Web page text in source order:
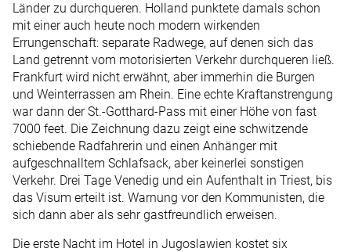
Länder zu durchqueren. Holland punktete damals schon
mit einer auch heute noch modern wirkenden
Errungenschaft: separate Radwege, auf denen sich das
Land getrennt vom motorisierten Verkehr durchqueren ließ.
Frankfurt wird nicht erwähnt, aber immerhin die Burgen
und Weinterrassen am Rhein. Eine echte Kraftanstrengung
war dann der St.-Gotthard-Pass mit einer Höhe von fast
7000 feet. Die Zeichnung dazu zeigt eine schwitzende
schiebende Radfahrerin und einen Anhänger mit
aufgeschnalltem Schlafsack, aber keinerlei sonstigen
Verkehr. Drei Tage Venedig und ein Aufenthalt in Triest, bis
das Visum erteilt ist. Warnung vor den Kommunisten, die
sich dann aber als sehr gastfreundlich erweisen.
Die erste Nacht im Hotel in Jugoslawien kostet six